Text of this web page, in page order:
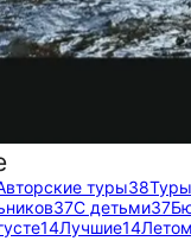
туры38
37С детьми37
14Лучшие14Летом